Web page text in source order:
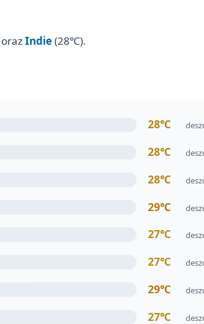
Indie(28℃).
28℃
28℃
28℃
29℃
27℃
27℃
29℃
27℃